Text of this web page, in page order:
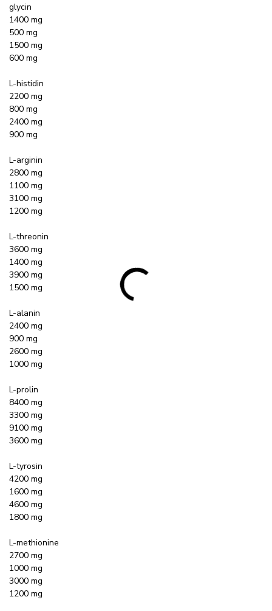
glycin
1400 mg
500 mg
1500 mg
600 mg
L-histidin
2200 mg
800 mg
2400 mg
900 mg
L-arginin
2800 mg
1100 mg
3100 mg
1200 mg
L-threonin
3600 mg
1400 mg
3900 mg
1500 mg
L-alanin
2400 mg
900 mg
2600 mg
1000 mg
L-prolin
8400 mg
3300 mg
9100 mg
3600 mg
L-tyrosin
4200 mg
1600 mg
4600 mg
1800 mg
L-methionine
2700 mg
1000 mg
3000 mg
1200 mg